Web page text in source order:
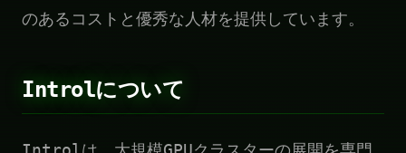
のあるコストと優秀な人材を提供しています。
Introlについて